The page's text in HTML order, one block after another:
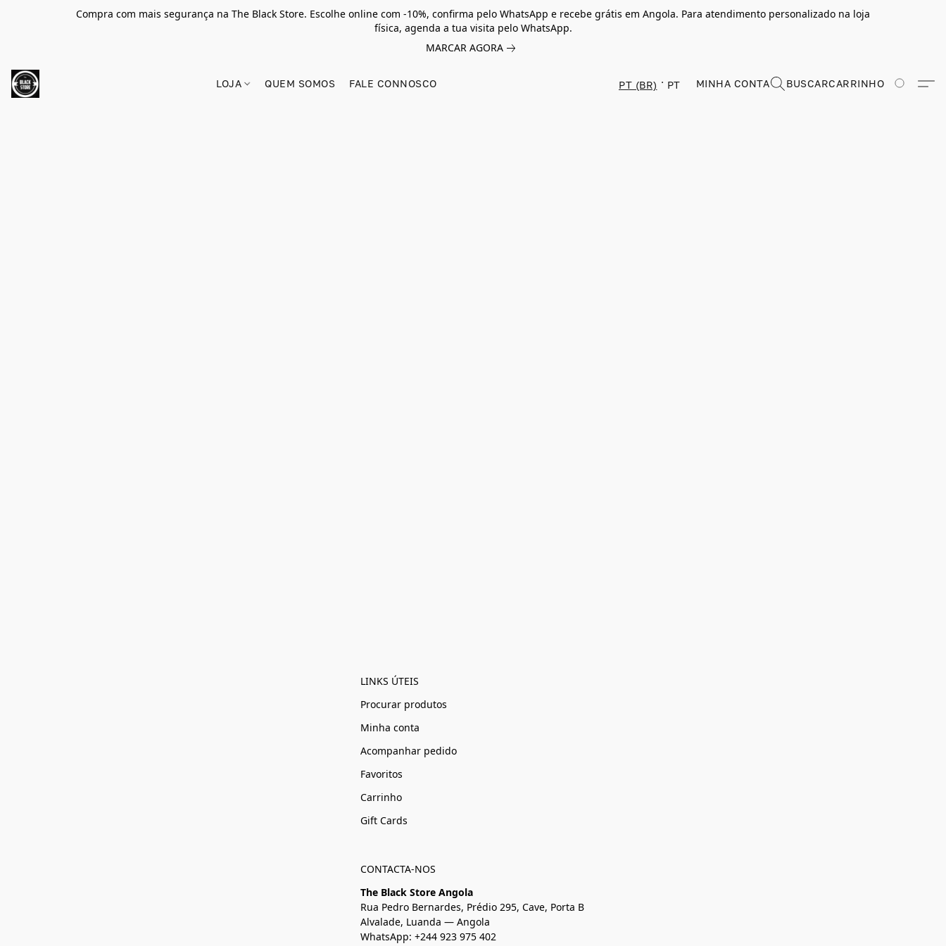
Compra com mais segurança na The Black Store. Escolhe online com -10%, confirma pelo WhatsApp e recebe grátis em Angola. Para atendimento personalizado na loja
física, agenda a tua visita pelo WhatsApp.
MARCAR AGORA
LOJA QUEM SOMOS FALE CONNOSCO PT (BR) PT MINHA CONTA BUSCARCARRINHO
LINKS ÚTEIS
Procurar produtos
Minha conta
Acompanhar pedido
Favoritos
Carrinho
Gift Cards
CONTACTA-NOS
The Black Store Angola
Rua Pedro Bernardes, Prédio 295, Cave, Porta B
Alvalade, Luanda — Angola
WhatsApp: +244 923 975 402